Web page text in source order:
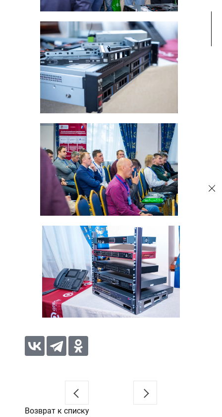
Возврат к списку